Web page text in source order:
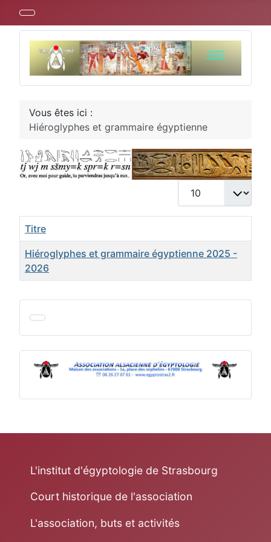
Vous êtes ici :
Hiéroglyphes et grammaire égyptienne
Afficher #
Titre
Hiéroglyphes et grammaire égyptienne 2025 -
2026
L'institut d'égyptologie de Strasbourg
Court historique de l'association
L'association, buts et activités